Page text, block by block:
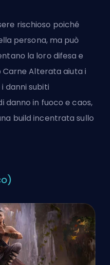
rischioso poiché
persona, ma può
la loro difesa e
Alterata aiuta i
danni subiti
danno in fuoco e caos,
build incentrata sullo